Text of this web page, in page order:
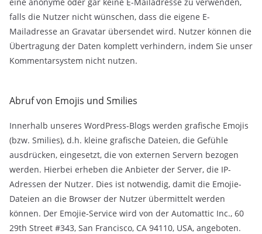
falls die Nutzer nicht wünschen, dass die eigene E-
Mailadresse an Gravatar übersendet wird. Nutzer können die
Übertragung der Daten komplett verhindern, indem Sie unser
Kommentarsystem nicht nutzen.
Abruf von Emojis und Smilies
Innerhalb unseres WordPress-Blogs werden grafische Emojis
(bzw. Smilies), d.h. kleine grafische Dateien, die Gefühle
ausdrücken, eingesetzt, die von externen Servern bezogen
werden. Hierbei erheben die Anbieter der Server, die IP-
Adressen der Nutzer. Dies ist notwendig, damit die Emojie-
Dateien an die Browser der Nutzer übermittelt werden
können. Der Emojie-Service wird von der Automattic Inc., 60
29th Street #343, San Francisco, CA 94110, USA, angeboten.